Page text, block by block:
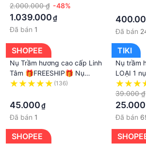
2.000.000 ₫ -48%
1.039.000₫
Đã bán 1
Trà,
Đã bán
SHOPEE
Nụ Trầm hương cao cấp Linh
Tâm 🎁FREESHIP🎁 Nụ
Trầm hương dùng riêng cho
Nhang sạch cao cấp
(136)
45.000₫
Đã bán 1
TIKI
Nụ trầm
LOẠI 1
thiên
xông nhà
39.000 ₫
25.000
Đã bán
SHOPEE